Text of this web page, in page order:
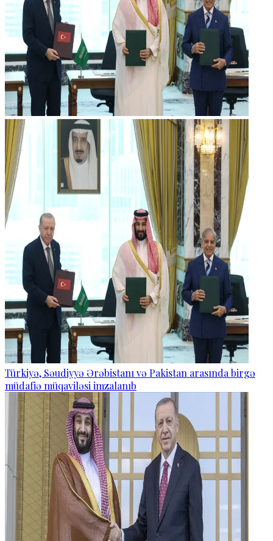
Türkiyə, Səudiyyə Ərəbistanı və Pakistan arasında birgə
müdafiə müqaviləsi imzalanıb